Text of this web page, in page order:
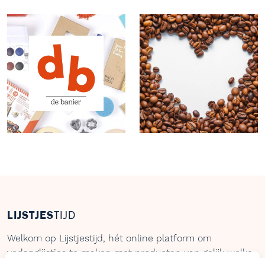
LIJSTJESTIJD
Welkom op Lijstjestijd, hét online platform om
verlanglijstjes te maken met producten van gelijk welke